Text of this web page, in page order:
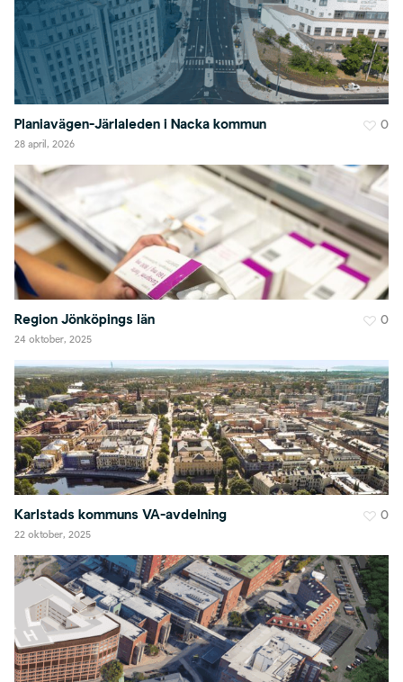
Planiavägen-Järlaleden i Nacka kommun
28 april, 2026
0
Region Jönköpings län
24 oktober, 2025
0
Karlstads kommuns VA-avdelning
22 oktober, 2025
0